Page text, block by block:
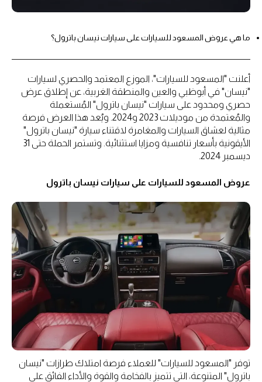
ما هي عروض المسعود للسيارات على سيارات نيسان باترول؟
أعلنت "المسعود للسيارات"، الموزع المعتمد والحصري لسيارات
"نيسان" في أبوظبي والعين والمنطقة الغربية، عن إطلاق عرض
حصري ومحدود على سيارات "نيسان باترول" المُستعملة
والمُعتمدة من موديلات 2023 و2024. ويُعد هذا العرض فرصة
مثالية لعشاق السيارات والمغامرة لاقتناء سيارة "نيسان باترول"
الأيقونية بأسعار تنافسية ومزايا استثنائية. وتستمر الحملة حتى 31
ديسمبر 2024.
عروض المسعود للسيارات على سيارات نيسان باترول
توفر "المسعود للسيارات" للعملاء فرصة امتلاك طرازات "نيسان
باترول" المتنوعة، التي تتميز بالفخامة والقوة والأداء الفائق على